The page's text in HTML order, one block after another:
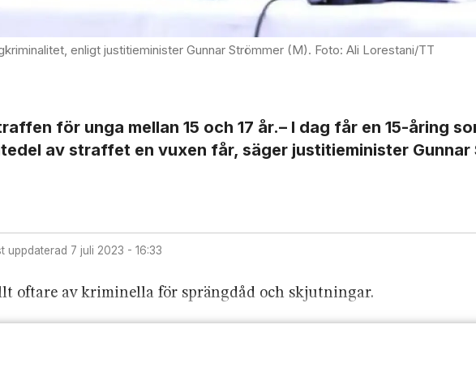
enligt justitieminister Gunnar Strömmer (M). Foto: Ali Lorestani/TT
för unga mellan 15 och 17 år.– I dag får en 15-åring
av straffet en vuxen får, säger justitieminister Gunnar
uppdaterad 7 juli 2023 - 16:33
oftare av kriminella för sprängdåd och skjutningar.